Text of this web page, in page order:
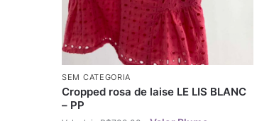
SEM CATEGORIA
Cropped rosa de laise LE LIS BLANC
– PP